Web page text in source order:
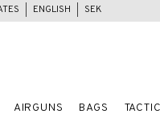
ENGLISH SEK
AIRGUNS BAGS